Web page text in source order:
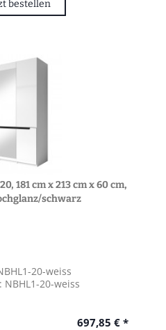
bestellen
181 cm x 213 cm x 60 cm,
schwarz
20-weiss
20-weiss
697,85 € *